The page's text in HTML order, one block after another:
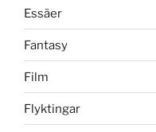
Essäer
Fantasy
Film
Flyktingar